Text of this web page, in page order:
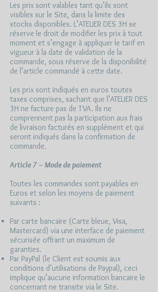
Les prix sont valables tant qu’ils sont
visibles sur le Site, dans la limite des
stocks disponibles. L’ATELIER DES 3H se
réserve le droit de modifier les prix à tout
moment et s’engage à appliquer le tarif en
vigueur à la date de validation de la
commande, sous réserve de la disponibilité
de l’article commandé à cette date.
Les prix sont indiqués en euros toutes
taxes comprises, sachant que l’ATELIER DES
3H ne facture pas de TVA. Ils ne
comprennent pas la participation aux frais
de livraison facturés en supplément et qui
seront indiqués dans la confirmation de
commande.
Article 7 – Mode de paiement
Toutes les commandes sont payables en
Euros et selon les moyens de paiement
suivants :
Par carte bancaire (Carte bleue, Visa,
Mastercard) via une interface de paiement
sécurisée offrant un maximum de
garanties.
Par PayPal (le Client est soumis aux
conditions d’utilisations de Paypal), ceci
implique qu’aucune information bancaire le
concernant ne transite via le Site.